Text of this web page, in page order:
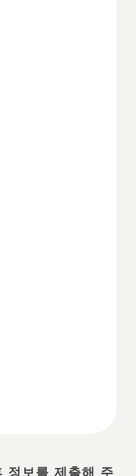
정보를 제출해 주